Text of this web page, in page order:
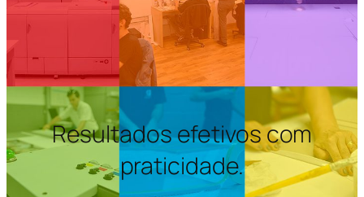
Resultados efetivos com
praticidade.